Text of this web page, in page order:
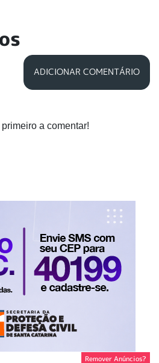
ADICIONAR COMENTÁRIO
a comentar!
Remover Anúncios?